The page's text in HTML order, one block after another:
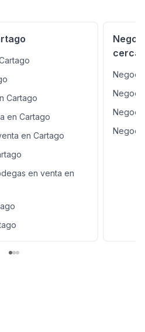
de pilas • Habitación principal
• 2 Habitaciones
closet y baño completo El
servirle, llámenos y con
Cartago
en Cartago
en Cartago
en venta en